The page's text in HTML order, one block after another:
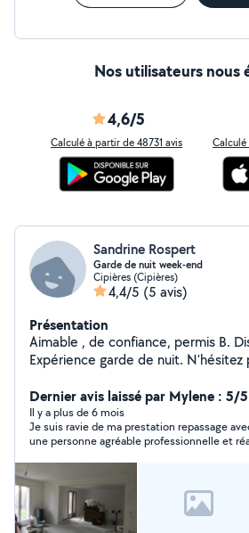
Nos utilisateurs nous
4,6/5
Calculé à partir de 48731 avis
Sandrine Rospert
Garde de nuit week-end
Cipières (Cipières)
4,4/5 (5 avis)
Présentation
Aimable , de confiance, permis B. Disponibilité. 50 ans.
Expérience garde de nuit. N'hésitez pas a me contacter.
Dernier avis laissé par Mylene : 5/5
Il y a plus de 6 mois
Je suis ravie de ma prestation repassage
une personne agréable professionnelle et